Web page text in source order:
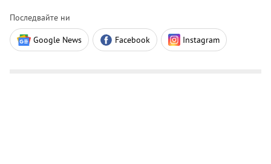
Последвайте ни
Google News Facebook Instagram